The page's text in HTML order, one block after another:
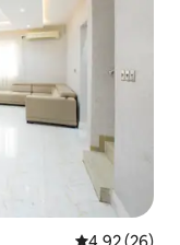
4,92 de uma
4,92 (26)